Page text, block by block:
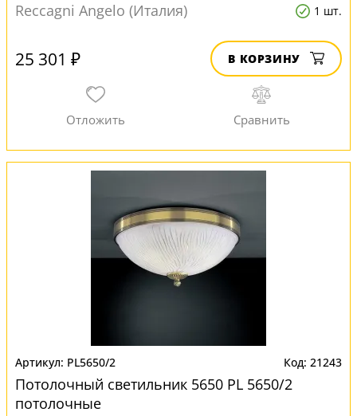
Reccagni Angelo (Италия)
1 шт.
25 301 ₽ В КОРЗИНУ
PL5650/2 21243
Потолочный светильник 5650 PL 5650/2
потолочные